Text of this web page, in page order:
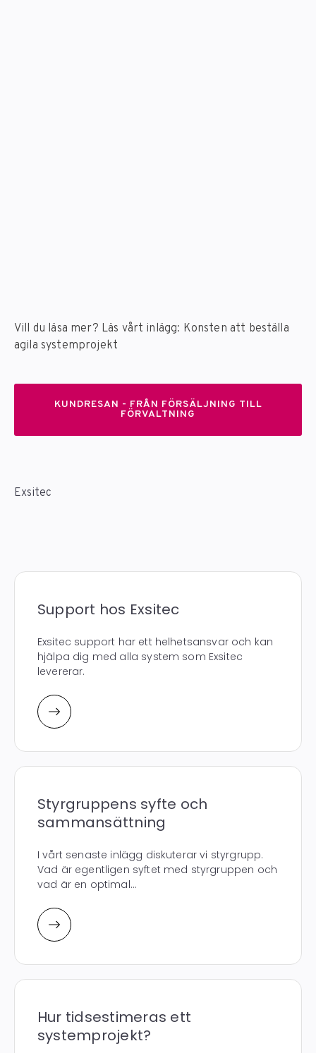
Vill du läsa mer? Läs vårt inlägg: Konsten att beställa
agila systemprojekt
KUNDRESAN - FRÅN FÖRSÄLJNING TILL
FÖRVALTNING
Exsitec
Support hos Exsitec
Exsitec support har ett helhetsansvar och kan
hjälpa dig med alla system som Exsitec
levererar.
Styrgruppens syfte och
sammansättning
I vårt senaste inlägg diskuterar vi styrgrupp.
Vad är egentligen syftet med styrgruppen och
vad är en optimal...
Hur tidsestimeras ett
systemprojekt?